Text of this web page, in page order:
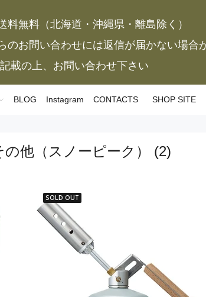
無料（北海道・沖縄県・離島除く）
お問い合わせには返信が届かない場合
載の上、お問い合わせ下さい
BLOG Instagram CONTACTS SHOP SITE
他（スノーピーク） (2)
SOLD OUT